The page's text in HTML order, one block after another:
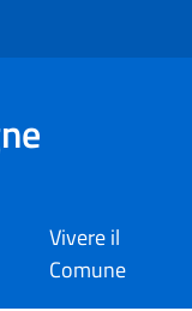
Vivere il
Comune